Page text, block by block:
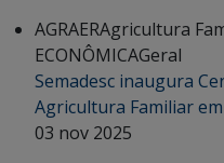
AGRAERAgricultura
ECONÔMICAGeral
Semadesc inaugura
Agricultura Familiar
03 nov 2025